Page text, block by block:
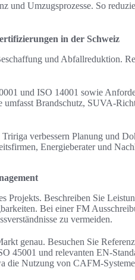
und Umzugsprozesse. So
in der Schweiz
und Abfallreduktion.
und ISO 14001 sowie
umfasst Brandschutz, SUVA-
verbessern Planung und
Energieberater und
Projekts. Beschreiben Sie
Bei einer FM
zu vermeiden.
genau. Besuchen Sie
45001 und relevanten EN-
die Nutzung von CAFM-